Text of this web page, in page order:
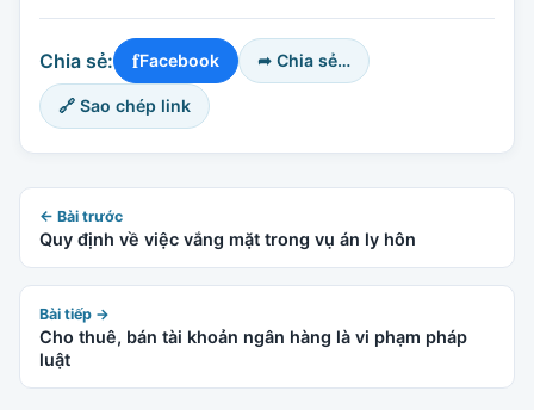
Chia sẻ: fFacebook ➦ Chia sẻ…
🔗 Sao chép link
← Bài trước
Quy định về việc vắng mặt trong vụ án ly hôn
Bài tiếp →
Cho thuê, bán tài khoản ngân hàng là vi phạm pháp
luật